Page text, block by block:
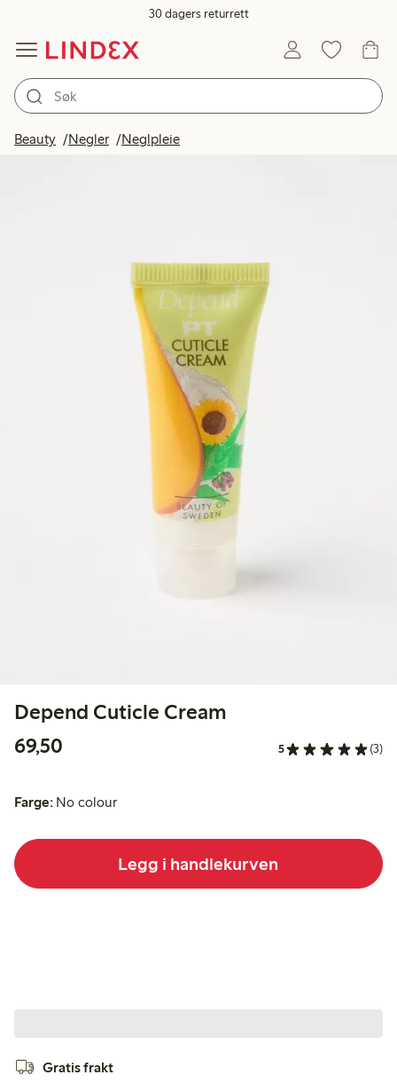
30 dagers returrett
Beauty Negler Neglpleie
Depend Cuticle Cream
69,50
5 (3)
Farge: No colour
Legg i handlekurven
Gratis frakt